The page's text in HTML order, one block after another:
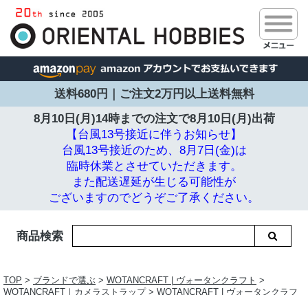
送料680円｜ご注文2万円以上送料無料
8月10日(月)14時までの注文で8月10日(月)出荷
【台風13号接近に伴うお知らせ】
台風13号接近のため、8月7日(金)は
臨時休業とさせていただきます。
また配送遅延が生じる可能性が
ございますのでどうぞご了承ください。
商品検索
TOP > ブランドで選ぶ > WOTANCRAFT | ヴォータンクラフト >
WOTANCRAFT｜カメラストラップ> WOTANCRAFT | ヴォータンクラフ